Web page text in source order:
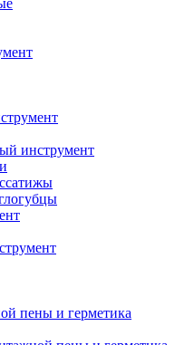
инструмент
пены и герметика